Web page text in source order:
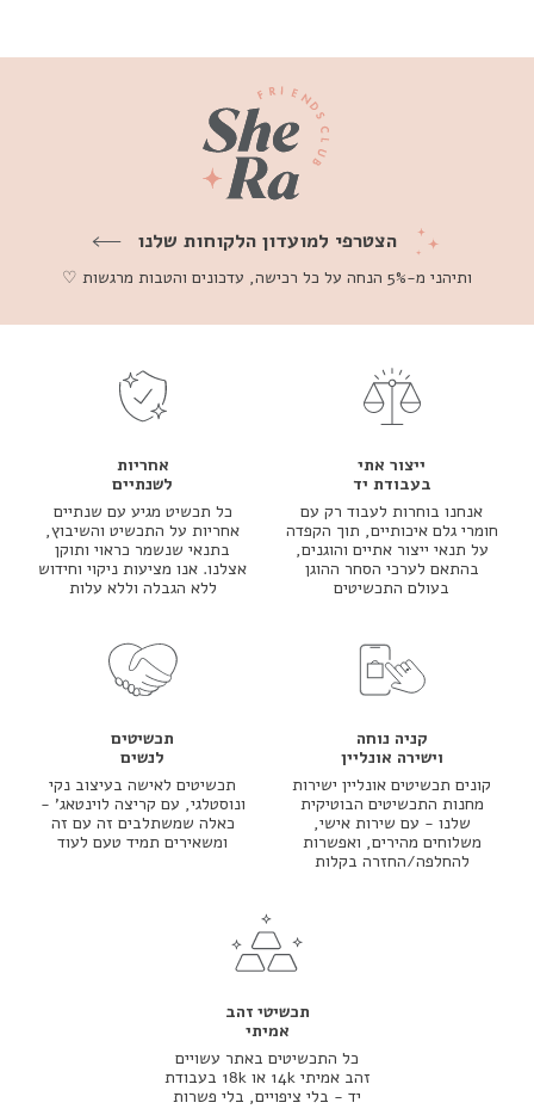
הצטרפי למועדון הלקוחות שלנו
ותיהני מ-5% הנחה על כל רכישה, עדכונים והטבות מרגשות ♡
תכשיטים
לנשים
תכשיטים לאישה בעיצוב נקי
ונוסטלגי, עם קריצה לוינטאג' -
כאלה שמשתלבים זה עם זה
ומשאירים תמיד טעם לעוד
תכשיטי זהב
אמיתי
כל התכשיטים באתר עשויים
זהב אמיתי 14k או 18k בעבודת
יד - בלי ציפויים, בלי פשרות
ייצור אתי
בעבודת יד
אנחנו בוחרות לעבוד רק עם
חומרי גלם איכותיים, תוך הקפדה
על תנאי ייצור אתיים והוגנים,
בהתאם לערכי הסחר ההוגן
בעולם התכשיטים
אחריות
לשנתיים
כל תכשיט מגיע עם שנתיים
אחריות על התכשיט והשיבוץ,
בתנאי שנשמר כראוי ותוקן
אצלנו. אנו מציעות ניקוי וחידוש
ללא הגבלה וללא עלות
קניה נוחה
וישירה אונליין
קונים תכשיטים אונליין ישירות
מחנות התכשיטים הבוטיקית
שלנו - עם שירות אישי,
משלוחים מהירים, ואפשרות
להחלפה/החזרה בקלות